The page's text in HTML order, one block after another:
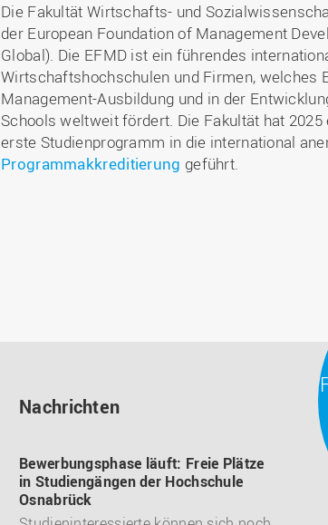
Die Fakultät Wirtschafts- und
der European Foundation of Management
Global). Die EFMD ist ein führendes
Wirtschaftshochschulen und Firmen, welches
Management-Ausbildung und in der
Schools weltweit fördert. Die Fakultät hat
erste Studienprogramm in die international
Programmakkreditierung geführt.
Nachrichten
Bewerbungsphase läuft: Freie Plätze
in Studiengängen der Hochschule
Osnabrück